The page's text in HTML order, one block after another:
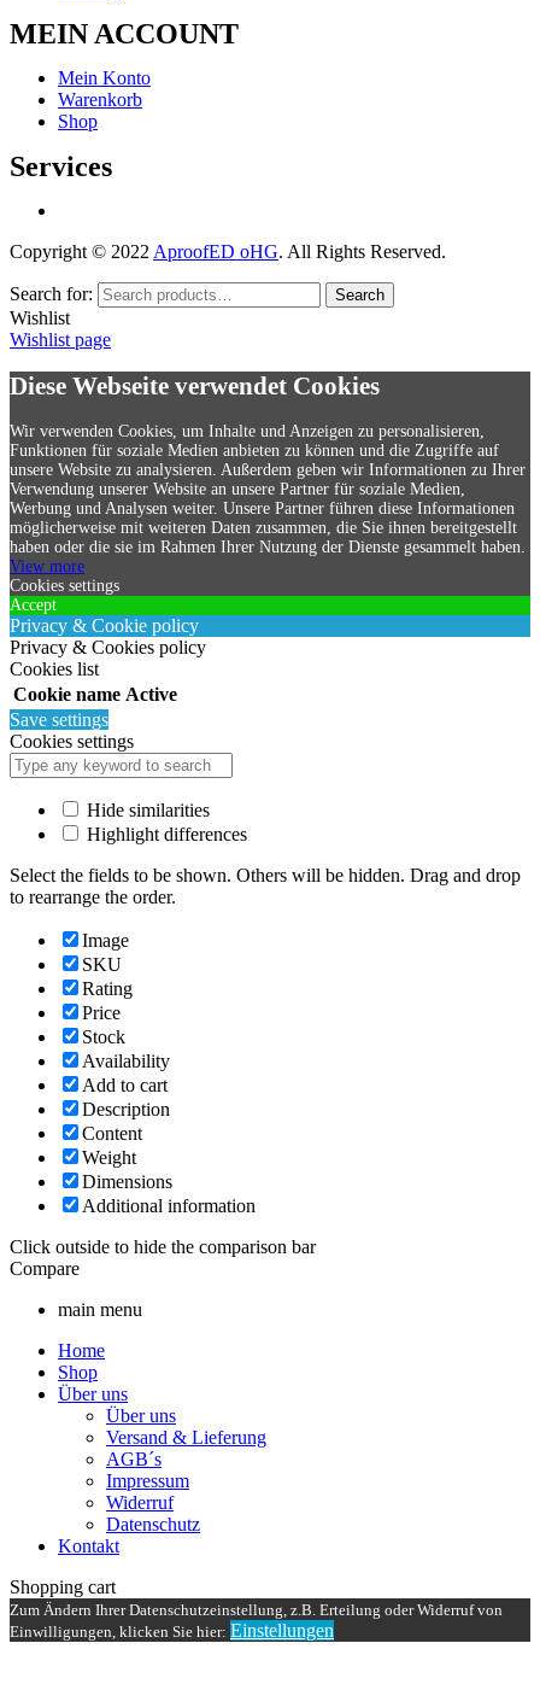
MEIN ACCOUNT
Mein Konto
Warenkorb
Shop
Services
Copyright © 2022 AproofED oHG. All Rights Reserved.
Search for: Search
Wishlist
Wishlist page
Diese Webseite verwendet Cookies
Wir verwenden Cookies, um Inhalte und Anzeigen zu personalisieren,
Funktionen für soziale Medien anbieten zu können und die Zugriffe auf
unsere Website zu analysieren. Außerdem geben wir Informationen zu Ihrer
Verwendung unserer Website an unsere Partner für soziale Medien,
Werbung und Analysen weiter. Unsere Partner führen diese Informationen
möglicherweise mit weiteren Daten zusammen, die Sie ihnen bereitgestellt
haben oder die sie im Rahmen Ihrer Nutzung der Dienste gesammelt haben.
View more
Cookies settings
Accept
Privacy & Cookie policy
Privacy & Cookies policy
Cookies list
Cookie name Active
Save settings
Cookies settings
Hide similarities
Highlight differences
Select the fields to be shown. Others will be hidden. Drag and drop
to rearrange the order.
Image
SKU
Rating
Price
Stock
Availability
Add to cart
Description
Content
Weight
Dimensions
Additional information
Click outside to hide the comparison bar
Compare
main menu
Home
Shop
Über uns
Über uns
Versand & Lieferung
AGB´s
Impressum
Widerruf
Datenschutz
Kontakt
Shopping cart
Zum Ändern Ihrer Datenschutzeinstellung, z.B. Erteilung oder Widerruf von
Einwilligungen, klicken Sie hier: Einstellungen